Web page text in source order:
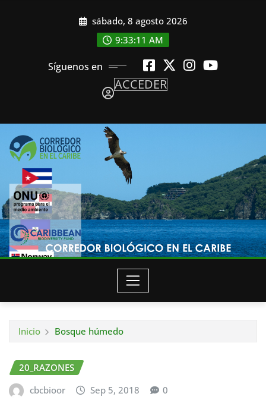
sábado, 8 agosto 2026
9:33:14 AM
Síguenos en
ACCEDER
Inicio Bosque húmedo
20_RAZONES
cbcbioor
Sep 5, 2018 0